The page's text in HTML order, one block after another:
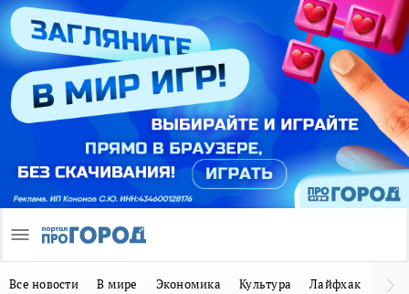
Все новости В мире Экономика Культура Лайфхак